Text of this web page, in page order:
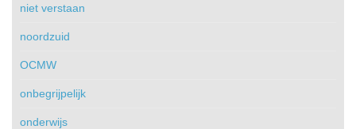
niet verstaan
noordzuid
OCMW
onbegrijpelijk
onderwijs